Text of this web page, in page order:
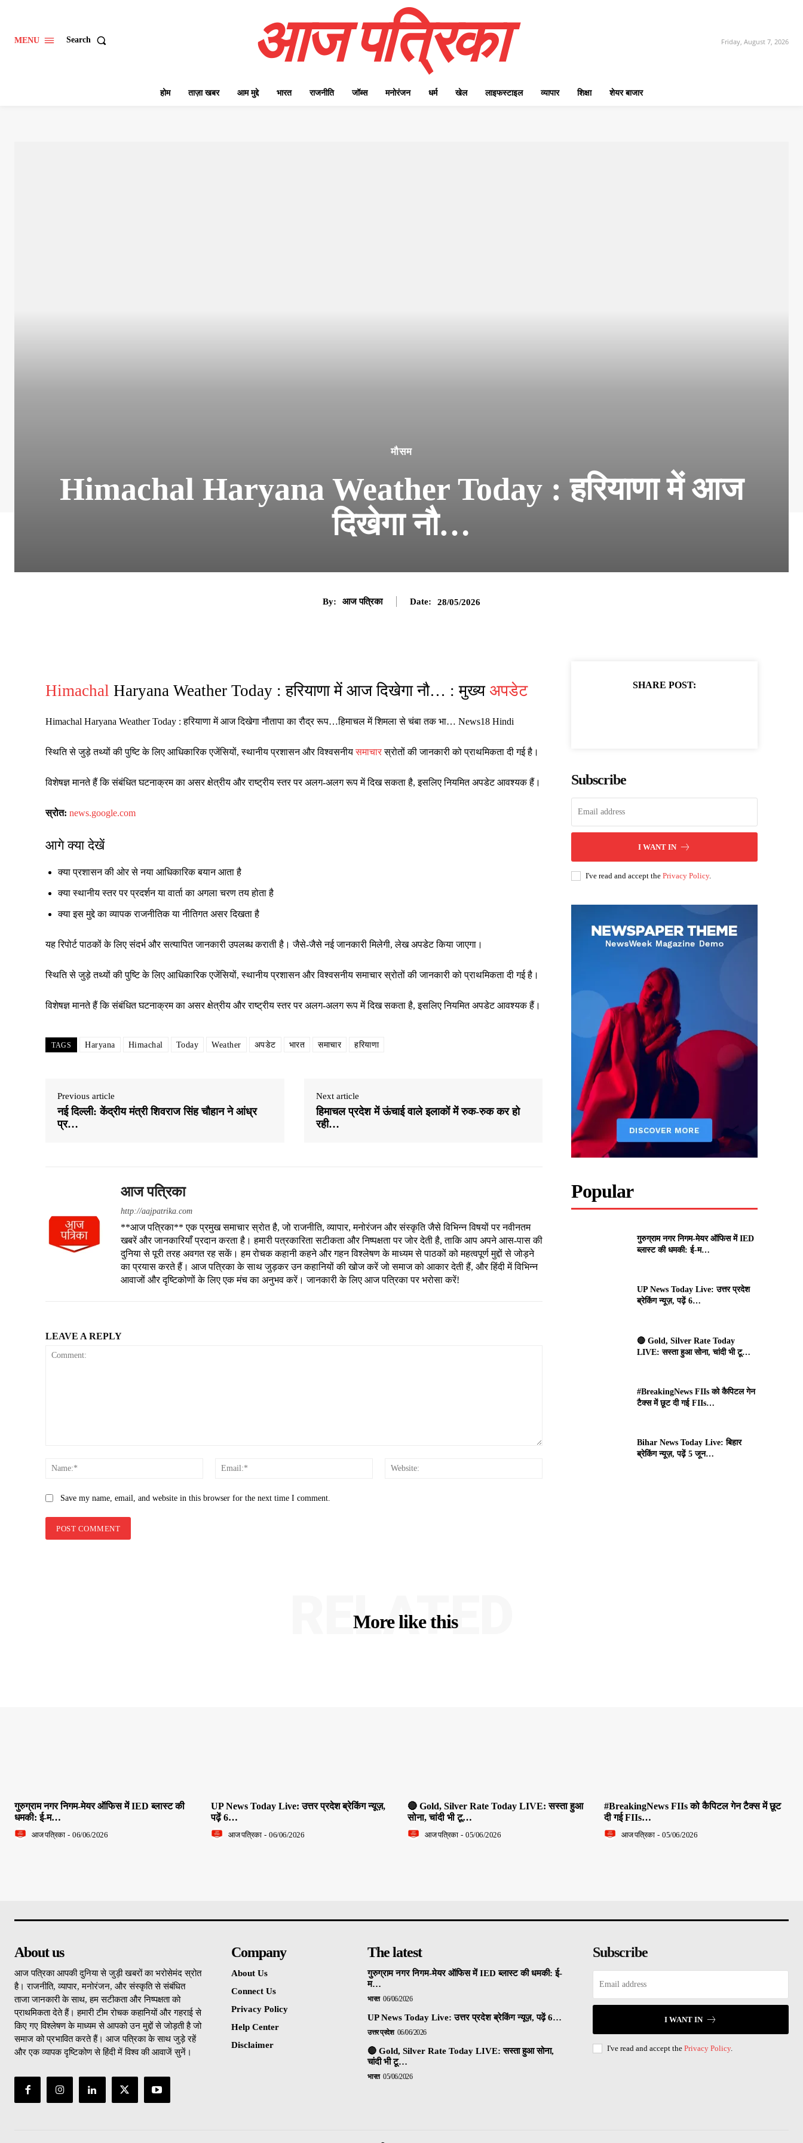
MENU Search आज पत्रिका Friday, August 7, 2026
होम ताज़ा खबर आम मुद्दे भारत राजनीति जॉब्स मनोरंजन धर्म खेल लाइफस्टाइल व्यापार शिक्षा शेयर बाजार
मौसम
Himachal Haryana Weather Today : हरियाणा में आज
दिखेगा नौ…
By: आज पत्रिका Date: 28/05/2026
Himachal Haryana Weather Today : हरियाणा में आज दिखेगा नौ… : मुख्य अपडेट
Himachal Haryana Weather Today : हरियाणा में आज दिखेगा नौतापा का रौद्र रूप…हिमाचल में शिमला से चंबा तक भा… News18 Hindi
स्थिति से जुड़े तथ्यों की पुष्टि के लिए आधिकारिक एजेंसियों, स्थानीय प्रशासन और विश्वसनीयसमाचारस्रोतों की जानकारी को प्राथमिकता दी गई है।
विशेषज्ञ मानते हैं कि संबंधित घटनाक्रम का असर क्षेत्रीय और राष्ट्रीय स्तर पर अलग-अलग रूप में दिख सकता है, इसलिए नियमित अपडेट आवश्यक हैं।
स्रोत: news.google.com
आगे क्या देखें
क्या प्रशासन की ओर से नया आधिकारिक बयान आता है
क्या स्थानीय स्तर पर प्रदर्शन या वार्ता का अगला चरण तय होता है
क्या इस मुद्दे का व्यापक राजनीतिक या नीतिगत असर दिखता है
यह रिपोर्ट पाठकों के लिए संदर्भ और सत्यापित जानकारी उपलब्ध कराती है। जैसे-जैसे नई जानकारी मिलेगी, लेख अपडेट किया जाएगा।
स्थिति से जुड़े तथ्यों की पुष्टि के लिए आधिकारिक एजेंसियों, स्थानीय प्रशासन और विश्वसनीय समाचार स्रोतों की जानकारी को प्राथमिकता दी गई है।
विशेषज्ञ मानते हैं कि संबंधित घटनाक्रम का असर क्षेत्रीय और राष्ट्रीय स्तर पर अलग-अलग रूप में दिख सकता है, इसलिए नियमित अपडेट आवश्यक हैं।
TAGS Haryana Himachal Today Weather अपडेट भारत समाचार हरियाणा
Previous article
नई दिल्ली: केंद्रीय मंत्री शिवराज सिंह चौहान ने आंध्र
प्र…
Next article
हिमाचल प्रदेश में ऊंचाई वाले इलाकों में रुक-रुक कर हो
रही…
आज पत्रिका
http://aajpatrika.com
**आज पत्रिका** एक प्रमुख समाचार स्रोत है, जो राजनीति, व्यापार, मनोरंजन और संस्कृति जैसे विभिन्न विषयों पर नवीनतम
खबरें और जानकारियाँ प्रदान करता है। हमारी पत्रकारिता सटीकता और निष्पक्षता पर जोर देती है, ताकि आप अपने आस-पास की
दुनिया से पूरी तरह अवगत रह सकें। हम रोचक कहानी कहने और गहन विश्लेषण के माध्यम से पाठकों को महत्वपूर्ण मुद्दों से जोड़ने
का प्रयास करते हैं। आज पत्रिका के साथ जुड़कर उन कहानियों की खोज करें जो समाज को आकार देती हैं, और हिंदी में विभिन्न
आवाजों और दृष्टिकोणों के लिए एक मंच का अनुभव करें। जानकारी के लिए आज पत्रिका पर भरोसा करें!
LEAVE A REPLY
Name:*
Email:*
Save my name, email, and website in this browser for the next time I comment.
SHARE POST:
Subscribe
I WANT IN
I've read and accept thePrivacy Policy.
Popular
गुरुग्राम नगर निगम-मेयर ऑफिस में IED
ब्लास्ट की धमकी: ई-म…
UP News Today Live: उत्तर प्रदेश
ब्रेकिंग न्यूज़, पढ़ें 6…
🔴 Gold, Silver Rate Today
LIVE: सस्ता हुआ सोना, चांदी भी टू…
#BreakingNews FIIs को कैपिटल गेन
टैक्स में छूट दी गई FIIs…
Bihar News Today Live: बिहार
ब्रेकिंग न्यूज़, पढ़ें 5 जून…
More like this
RELATED
गुरुग्राम नगर निगम-मेयर ऑफिस में IED ब्लास्ट की
धमकी: ई-म…
आज पत्रिका - 06/06/2026
UP News Today Live: उत्तर प्रदेश ब्रेकिंग न्यूज़,
पढ़ें 6…
आज पत्रिका - 06/06/2026
🔴 Gold, Silver Rate Today LIVE: सस्ता हुआ
सोना, चांदी भी टू…
आज पत्रिका - 05/06/2026
#BreakingNews FIIs को कैपिटल गेन टैक्स में छूट
दी गई FIIs…
आज पत्रिका - 05/06/2026
About us
आज पत्रिका आपकी दुनिया से जुड़ी खबरों का भरोसेमंद स्रोत
है। राजनीति, व्यापार, मनोरंजन, और संस्कृति से संबंधित
ताजा जानकारी के साथ, हम सटीकता और निष्पक्षता को
प्राथमिकता देते हैं। हमारी टीम रोचक कहानियों और गहराई से
किए गए विश्लेषण के माध्यम से आपको उन मुद्दों से जोड़ती है जो
समाज को प्रभावित करते हैं। आज पत्रिका के साथ जुड़े रहें
और एक व्यापक दृष्टिकोण से हिंदी में विश्व की आवाजें सुनें।
Company
About Us
Connect Us
Privacy Policy
Help Center
Disclaimer
The latest
गुरुग्राम नगर निगम-मेयर ऑफिस में IED ब्लास्ट की धमकी: ई-
म…
भारत 06/06/2026
UP News Today Live: उत्तर प्रदेश ब्रेकिंग न्यूज़, पढ़ें 6…
उत्तर प्रदेश 06/06/2026
🔴 Gold, Silver Rate Today LIVE: सस्ता हुआ सोना,
चांदी भी टू…
भारत 05/06/2026
Subscribe
I WANT IN
I've read and accept the Privacy Policy.